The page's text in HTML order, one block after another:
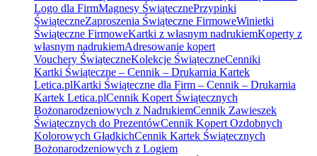
Logo dla FirmMagnesy ŚwiątecznePrzypinki
ŚwiąteczneZaproszenia Świąteczne FirmoweWinietki
Świąteczne FirmoweKartki z własnym nadrukiemKoperty z
własnym nadrukiemAdresowanie kopert
Vouchery ŚwiąteczneKolekcje ŚwiąteczneCenniki
Kartki Świąteczne – Cennik – Drukarnia Kartek
Letica.plKartki Świąteczne dla Firm – Cennik – Drukarnia
Kartek Letica.plCennik Kopert Świątecznych
Bożonarodzeniowych z NadrukiemCennik Zawieszek
Świątecznych do PrezentówCennik Kopert Ozdobnych
Kolorowych GładkichCennik Kartek Świątecznych
Bożonarodzeniowych z Logiem